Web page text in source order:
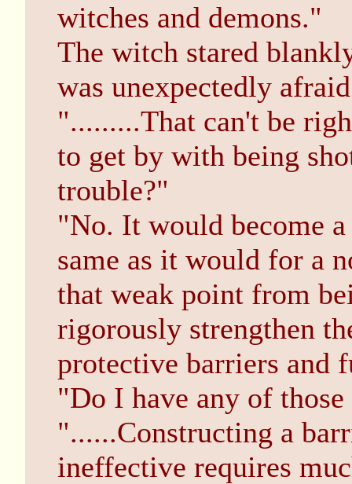
witches and demons."
The witch stared
was unexpectedly
".........That can't be
to get by with being
trouble?"
"No. It would become
same as it would for a
that weak point from
rigorously strengthen
protective barriers and
"Do I have any of
"......Constructing a
ineffective requires